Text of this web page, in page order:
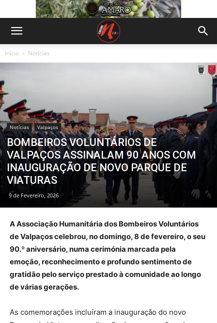
Início Notícias
Notícias Valpaços
BOMBEIROS VOLUNTÁRIOS DE
VALPAÇOS ASSINALAM 90 ANOS COM
INAUGURAÇÃO DE NOVO PARQUE DE
VIATURAS
9 de Fevereiro, 2026
A Associação Humanitária dos Bombeiros Voluntários
de Valpaços celebrou, no domingo, 8 de fevereiro, o seu
90.º aniversário, numa cerimónia marcada pela
emoção, reconhecimento e profundo sentimento de
gratidão pelo serviço prestado à comunidade ao longo
de várias gerações.
As comemorações incluíram a inauguração do novo